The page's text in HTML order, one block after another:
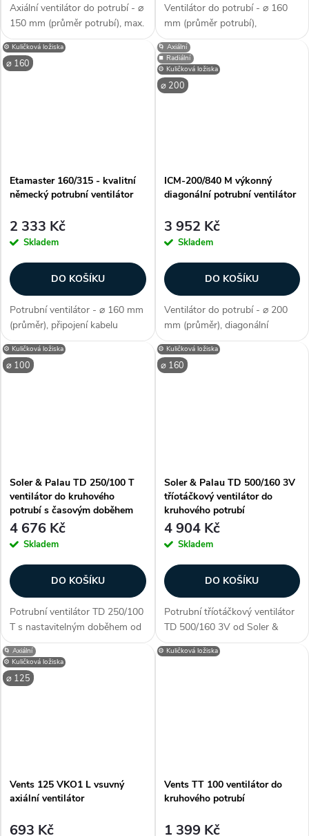
Axiální ventilátor do potrubí - ⌀
150 mm (průměr potrubí), max.
průtok 335 m3/h, krytí IP X4,
axiální konstrukce, hlučnost 39
dB(A), včetně montážní
Ventilátor do potrubí - ⌀ 160
mm (průměr potrubí),
diagonální konstrukce, výkonné
provedení, dvouotáčkový,
kuličková ložiska, průtok
vzduchu 405 / 520 m3/h,
⚙️ Kuličková ložiska
⌀ 160
Etamaster 160/315 - kvalitní
německý potrubní ventilátor
2 333 Kč
Skladem
DO KOŠÍKU
Potrubní ventilátor - ⌀ 160 mm
(průměr), připojení kabelu
(klasické - zepředu), diagonální
konstrukce, kuličková ložiska,
max. průtok 315 m3/h, příkon
⚙️ Kuličková ložiska
⌀ 200
🌀 Axiální
⏹️ Radiální
ICM-200/840 M výkonný
diagonální potrubní ventilátor
3 952 Kč
Skladem
DO KOŠÍKU
Ventilátor do potrubí - ⌀ 200
mm (průměr), diagonální
konstrukce, kuličková ložiska,
max. průtok 690/840 m3/h,
příkon 123/128 W, krytí IP 44,
⚙️ Kuličková ložiska
⌀ 100
Soler & Palau TD 250/100 T
ventilátor do kruhového
potrubí s časovým doběhem
4 676 Kč
Skladem
DO KOŠÍKU
Potrubní ventilátor TD 250/100
T s nastavitelným doběhem od
Soler & Palau s plastovým
oběžným kolem a kuličkovými
ložisky. Ventilátor s tichým
chodem do potrubí o průměru
⚙️ Kuličková ložiska
⌀ 160
Soler & Palau TD 500/160 3V
tříotáčkový ventilátor do
kruhového potrubí
4 904 Kč
Skladem
DO KOŠÍKU
Potrubní tříotáčkový ventilátor
TD 500/160 3V od Soler &
Palau s plastovým oběžným
kolem a kuličkovými ložisky.
⚙️ Kuličková ložiska
⌀ 125
🌀 Axiální
Vents 125 VKO1 L vsuvný
axiální ventilátor
693 Kč
⚙️ Kuličková ložiska
Vents TT 100 ventilátor do
kruhového potrubí
1 399 Kč